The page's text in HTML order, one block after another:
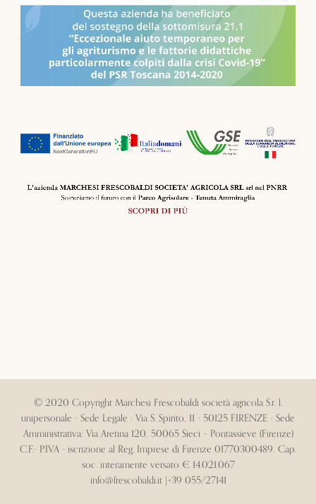
© 2020 Copyright Marchesi Frescobaldi società agricola S.r. l.
unipersonale - Sede Legale : Via S. Spirito, 11 - 50125 FIRENZE - Sede
Amministrativa: Via Aretina 120, 50065 Sieci – Pontassieve (Firenze)
C.F.- P.IVA - iscrizione al Reg. Imprese di Firenze 01770300489, Cap.
soc. interamente versato € 14.021.067
info@frescobaldi.it |+39 055/27141